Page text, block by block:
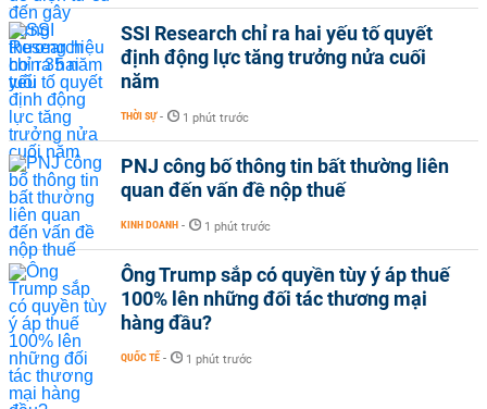
SSI Research chỉ ra hai yếu tố quyết
định động lực tăng trưởng nửa cuối
năm
THỜI SỰ - 1 phút trước
PNJ công bố thông tin bất thường liên
quan đến vấn đề nộp thuế
KINH DOANH - 1 phút trước
Ông Trump sắp có quyền tùy ý áp thuế
100% lên những đối tác thương mại
hàng đầu?
QUỐC TẾ - 1 phút trước